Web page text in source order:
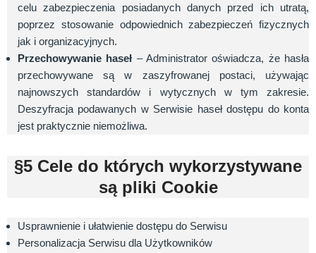
celu zabezpieczenia posiadanych danych przed ich utratą,
poprzez stosowanie odpowiednich zabezpieczeń fizycznych
jak i organizacyjnych.
Przechowywanie haseł – Administrator oświadcza, że hasła
przechowywane są w zaszyfrowanej postaci, używając
najnowszych standardów i wytycznych w tym zakresie.
Deszyfracja podawanych w Serwisie haseł dostępu do konta
jest praktycznie niemożliwa.
§5 Cele do których wykorzystywane
są pliki Cookie
Usprawnienie i ułatwienie dostępu do Serwisu
Personalizacja Serwisu dla Użytkowników